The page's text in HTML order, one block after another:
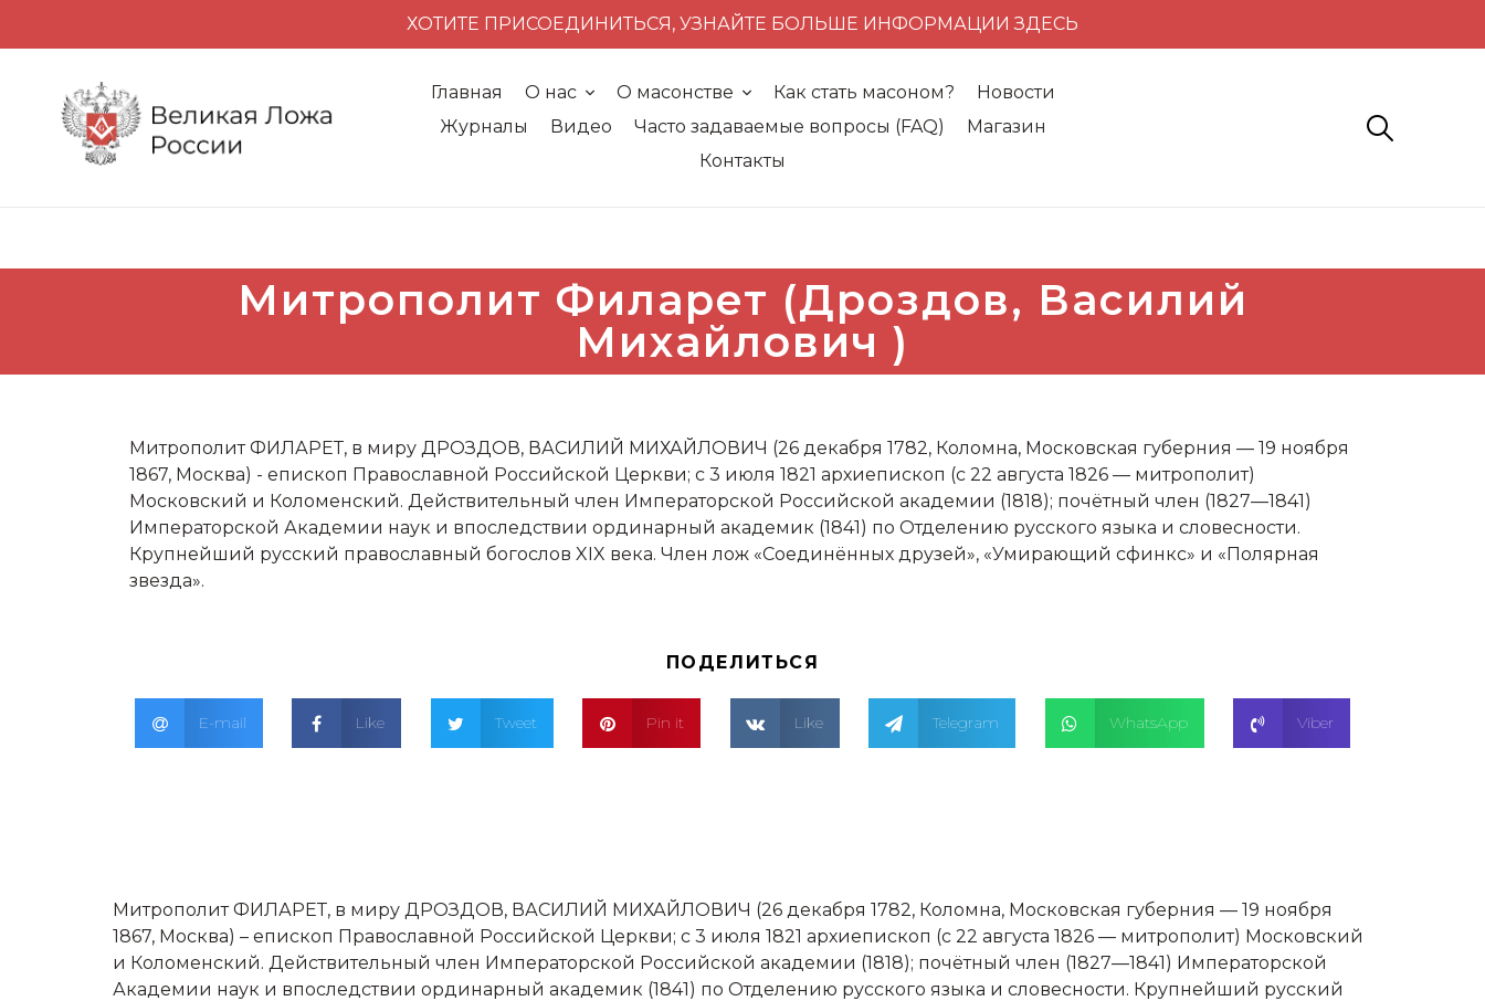
ХОТИТЕ ПРИСОЕДИНИТЬСЯ, УЗНАЙТЕ БОЛЬШЕ ИНФОРМАЦИИ ЗДЕСЬ
Главная О нас О масонстве Как стать масоном?
Новости
Журналы
Видео Часто задаваемые вопросы (FAQ)
Магазин
Контакты
Митрополит Филарет (Дроздов, Василий
Михайлович )
Митрополит ФИЛАРЕТ, в миру ДРОЗДОВ, ВАСИЛИЙ МИХАЙЛОВИЧ (26 декабря 1782, Коломна, Московская губерния — 19 ноября
1867, Москва) - епископ Православной Российской Церкви; с 3 июля 1821 архиепископ (с 22 августа 1826 — митрополит)
Московский и Коломенский. Действительный член Императорской Российской академии (1818); почётный член (1827—1841)
Императорской Академии наук и впоследствии ординарный академик (1841) по Отделению русского языка и словесности.
Крупнейший русский православный богослов XIX века. Член лож «Соединённых друзей», «Умирающий сфинкс» и «Полярная
звезда».
ПОДЕЛИТЬСЯ
E-mail Like Tweet Pin it Like Telegram WhatsApp Viber
Митрополит ФИЛАРЕТ, в миру ДРОЗДОВ, ВАСИЛИЙ МИХАЙЛОВИЧ (26 декабря 1782, Коломна, Московская губерния — 19 ноября
1867, Москва) – епископ Православной Российской Церкви; с 3 июля 1821 архиепископ (с 22 августа 1826 — митрополит) Московский
и Коломенский. Действительный член Императорской Российской академии (1818); почётный член (1827—1841) Императорской
Академии наук и впоследствии ординарный академик (1841) по Отделению русского языка и словесности. Крупнейший русский